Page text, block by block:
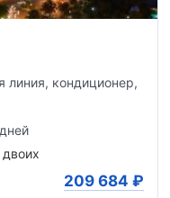
линия, кондиционер,
209 684 ₽